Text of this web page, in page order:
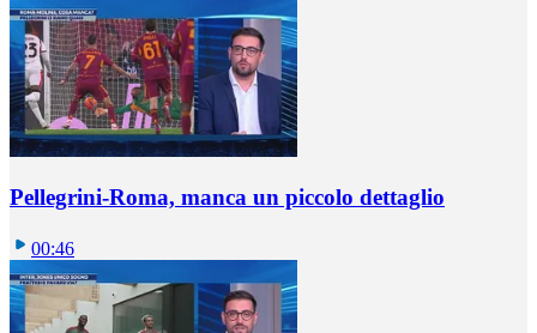
Pellegrini-Roma, manca un piccolo dettaglio
00:46